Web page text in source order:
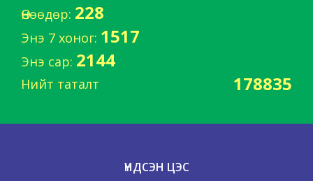
Өнөөдөр: 228
Энэ 7 хоног: 1517
Энэ сар: 2144
Нийт таталт 178835
ҮНДСЭН ЦЭС